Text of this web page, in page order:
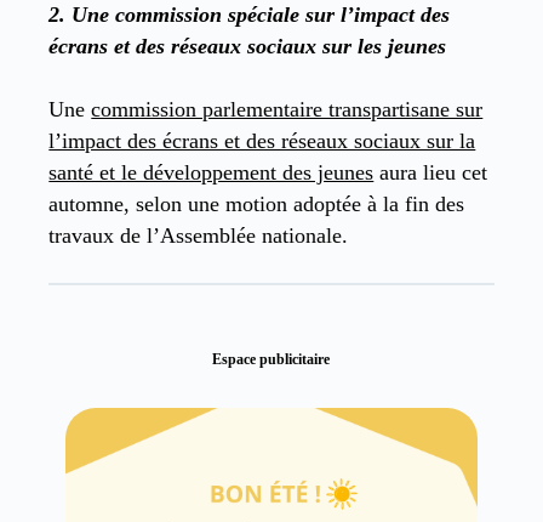
2. Une commission spéciale sur l’impact des
écrans et des réseaux sociaux sur les jeunes
Unecommission parlementaire transpartisane sur
l’impact des écrans et des réseaux sociaux sur la
santé et le développement des jeunes aura lieu cet
automne, selon une motion adoptée à la fin des
travaux de l’Assemblée nationale.
Espace publicitaire